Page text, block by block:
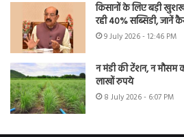
किसानों के लिए बड़ी
रही 40% सब्सिडी, जानें
9 July 2026 - 12:46 PM
न मंडी की टेंशन, न मौसम
लाखों रुपये
8 July 2026 - 6:07 PM